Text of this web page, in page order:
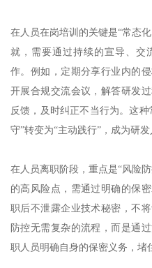
在人员在岗培训的关键是“常态
就，需要通过持续的宣导、交
作。例如，定期分享行业内的
开展合规交流会议，解答研发
反馈，及时纠正不当行为。这
守”转变为“主动践行”，成为研发
在人员离职阶段，重点是“风险
的高风险点，需通过明确的保
职后不泄露企业技术秘密，不
防控无需复杂的流程，而是通
职人员明确自身的保密义务，堵